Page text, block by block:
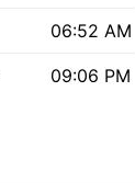
06:52 AM
09:06 PM